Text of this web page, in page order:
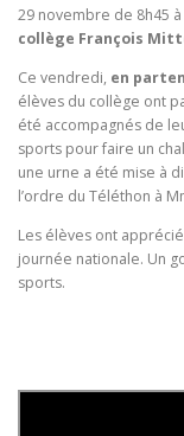
29 novembre de 8h45 à
collège François
Ce vendredi, en
élèves du collège ont
été accompagnés de
sports pour faire un
une urne a été mise à
l’ordre du Téléthon à
Les élèves ont
journée nationale. Un
sports.